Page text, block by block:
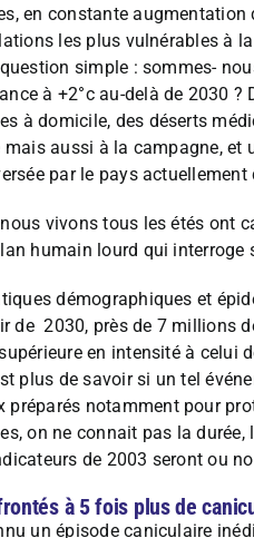
en constante
les plus vulnérables à
simple : sommes-
à +2°c au-delà de 2030
à domicile, des déserts
aussi à la campagne, et
par le pays
vivons tous les étés ont
humain lourd qui interroge
démographiques et
de 2030, près de 7 millions
en intensité à celui
plus de savoir si un tel
préparés notamment pour
on ne connait pas la
de 2003 seront ou
à 5 fois plus de
un épisode caniculaire